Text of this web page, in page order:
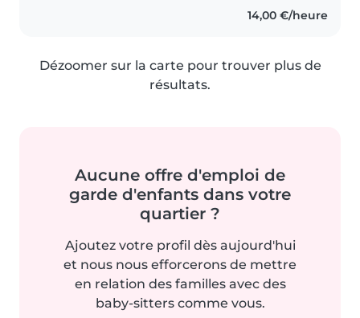
14,00 €/heure
Dézoomer sur la carte pour trouver plus de
résultats.
Aucune offre d'emploi de
garde d'enfants dans votre
quartier ?
Ajoutez votre profil dès aujourd'hui
et nous nous efforcerons de mettre
en relation des familles avec des
baby-sitters comme vous.